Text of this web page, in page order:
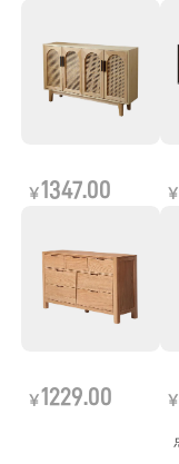
￥1347.00 ￥
￥1229.00 ￥